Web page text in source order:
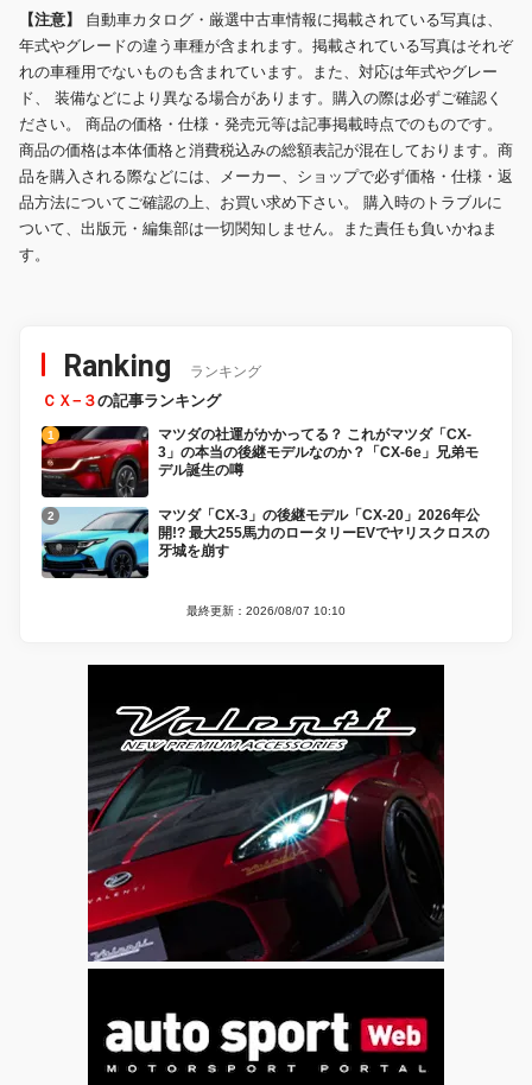
【注意】 自動車カタログ・厳選中古車情報に掲載されている写真は、
年式やグレードの違う車種が含まれます。掲載されている写真はそれぞ
れの車種用でないものも含まれています。また、対応は年式やグレー
ド、 装備などにより異なる場合があります。購入の際は必ずご確認く
ださい。 商品の価格・仕様・発売元等は記事掲載時点でのものです。
商品の価格は本体価格と消費税込みの総額表記が混在しております。商
品を購入される際などには、メーカー、ショップで必ず価格・仕様・返
品方法についてご確認の上、お買い求め下さい。 購入時のトラブルに
ついて、出版元・編集部は一切関知しません。また責任も負いかねま
す。
Ranking ランキング
ＣＸ−３の記事ランキング
マツダの社運がかかってる？ これがマツダ「CX-
3」の本当の後継モデルなのか？「CX-6e」兄弟モ
デル誕生の噂
マツダ「CX-3」の後継モデル「CX-20」2026年公
開!? 最大255馬力のロータリーEVでヤリスクロスの
牙城を崩す
最終更新：2026/08/07 10:10